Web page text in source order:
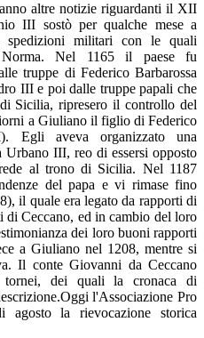
altre notizie riguardanti il XII
III sostò per qualche mese a
spedizioni militari con le quali
Norma. Nel 1165 il paese fu
truppe di Federico Barbarossa
III e poi dalle truppe papali che
Sicilia, ripresero il controllo del
a Giuliano il figlio di Federico
Egli aveva organizzato una
III, reo di essersi opposto
al trono di Sicilia. Nel 1187
del papa e vi rimase fino
il quale era legato da rapporti di
di Ceccano, ed in cambio del loro
dei loro buoni rapporti
a Giuliano nel 1208, mentre si
Il conte Giovanni da Ceccano
dei quali la cronaca di
l'Associazione Pro
la rievocazione storica